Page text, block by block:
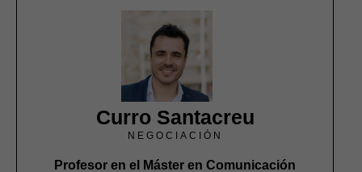
Curro Santacreu
NEGOCIACIÓN
Profesor en el Máster en Comunicación